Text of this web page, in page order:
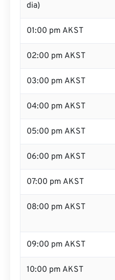
dia)
01:00 pm AKST
02:00 pm AKST
03:00 pm AKST
04:00 pm AKST
05:00 pm AKST
06:00 pm AKST
07:00 pm AKST
08:00 pm AKST
09:00 pm AKST
10:00 pm AKST